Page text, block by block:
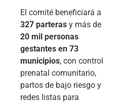
El comité beneficiará a
327 parteras y más de
20 mil personas
gestantes en 73
municipios, con control
prenatal comunitario,
partos de bajo riesgo y
redes listas para